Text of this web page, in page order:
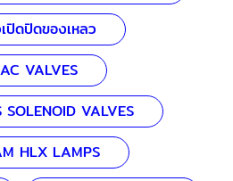
ปิดปิดของเหลว
VALVES
SOLENOID VALVES
HLX LAMPS